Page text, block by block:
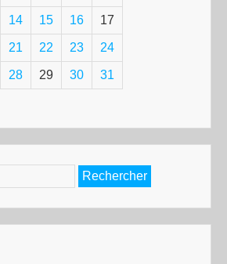
14 15 16 17
21 22 23 24
28 29 30 31